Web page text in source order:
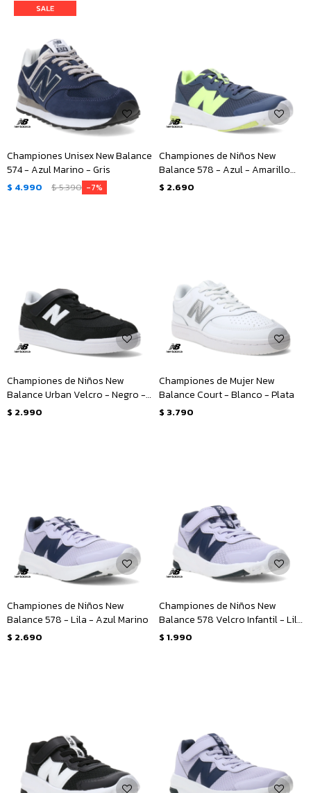
Championes Unisex New Balance
574 - Azul Marino - Gris
$ 4.990 $5.390 7
Championes de Niños New
Balance 578 - Azul - Amarillo
Fluo
$ 2.690
Championes de Niños New
Balance Urban Velcro - Negro -
Blanco
$ 2.990
Championes de Mujer New
Balance Court - Blanco - Plata
$ 3.790
Championes de Niños New
Balance 578 - Lila - Azul Marino
$ 2.690
Championes de Niños New
Balance 578 Velcro Infantil - Lila
- Azul Marino
$ 1.990